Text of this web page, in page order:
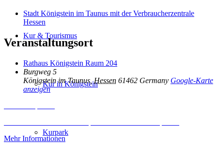
Kur & Tourismus
Kur in Königstein
Kurpark
Stadt Königstein im Taunus mit der Verbraucherzentrale
Hessen
Veranstaltungsort
Rathaus Königstein Raum 204
Burgweg 5
Königstein im Taunus Hessen 61462 Germany Google-Karte
anzeigen
Mehr Informationen